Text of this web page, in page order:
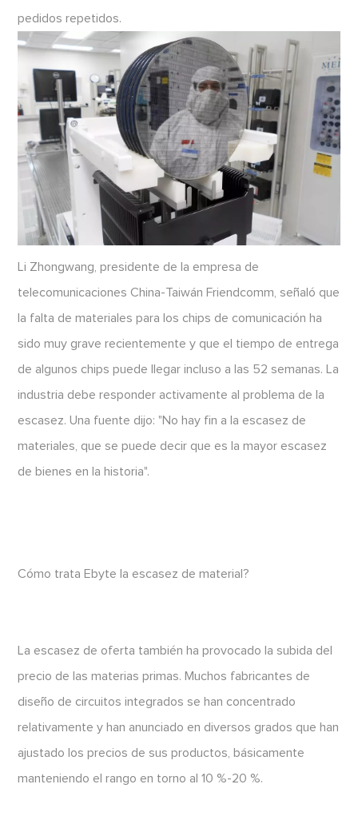
pedidos repetidos.
Li Zhongwang, presidente de la empresa de
telecomunicaciones China-Taiwán Friendcomm, señaló que
la falta de materiales para los chips de comunicación ha
sido muy grave recientemente y que el tiempo de entrega
de algunos chips puede llegar incluso a las 52 semanas. La
industria debe responder activamente al problema de la
escasez. Una fuente dijo: "No hay fin a la escasez de
materiales, que se puede decir que es la mayor escasez
de bienes en la historia".
Cómo trata Ebyte la escasez de material?
La escasez de oferta también ha provocado la subida del
precio de las materias primas. Muchos fabricantes de
diseño de circuitos integrados se han concentrado
relativamente y han anunciado en diversos grados que han
ajustado los precios de sus productos, básicamente
manteniendo el rango en torno al 10 %-20 %.